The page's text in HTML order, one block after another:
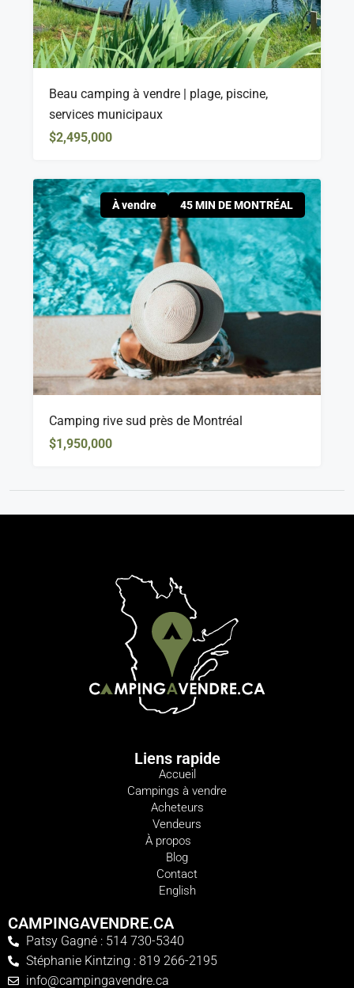
Beau camping à vendre | plage, piscine,
services municipaux
$2,495,000
À vendre 45 MIN DE MONTRÉAL
Camping rive sud près de Montréal
$1,950,000
Liens rapide
Accueil
Campings à vendre
Acheteurs
Vendeurs
À propos
Blog
Contact
English
CAMPINGAVENDRE.CA
Patsy Gagné : 514 730-5340
Stéphanie Kintzing : 819 266-2195
info@campingavendre.ca